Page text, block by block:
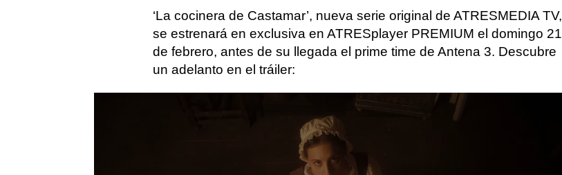
‘La cocinera de Castamar’, nueva serie original de ATRESMEDIA TV,
se estrenará en exclusiva en ATRESplayer PREMIUM el domingo 21
de febrero, antes de su llegada el prime time de Antena 3. Descubre
un adelanto en el tráiler: